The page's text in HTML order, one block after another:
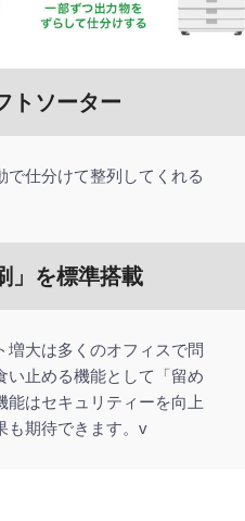
トソーター
で仕分けて整列してくれる
」を標準搭載
増大は多くのオフィスで問
い止める機能として「留め
能はセキュリティーを向上
も期待できます。v